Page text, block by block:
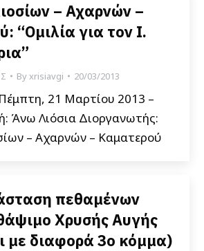
– Αχαρνών –
“Ομιλία για τον Ι.
Byxrisiavgi 20/03/2013
21 Μαρτίου 2013 –
Άνω Λιόσια Διοργανωτής:
– Αχαρνών – Καματερού
πεθαμένων
Χρυσής Αυγής
με διαφορά 3ο κόμμα)